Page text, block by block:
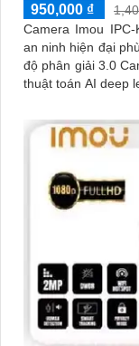
950,000 ₫
Camera Imou
an ninh hiện đại
độ phân giải 3.0
thuật toán AI deep